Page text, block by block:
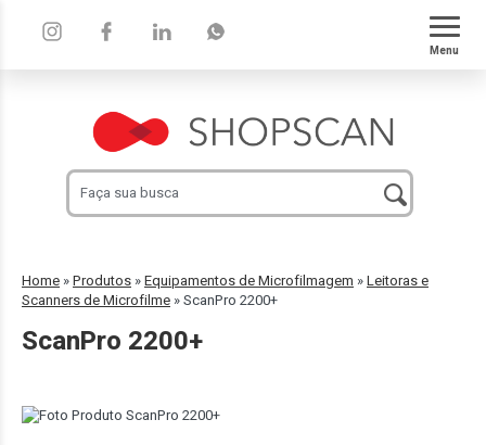
Menu
Home »Produtos »Equipamentos de Microfilmagem »Leitoras e
Scanners de Microfilme »ScanPro 2200+
ScanPro 2200+